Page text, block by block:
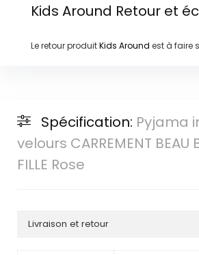
Kids Around Retour et
Le retour produitKids Around est à faire
Spécification: Pyjama
velours CARREMENT BEAU
FILLE Rose
Livraison et retour